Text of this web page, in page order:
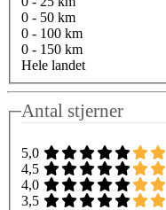
0 - 50 km
0 - 100 km
0 - 150 km
Hele landet
Antal stjerner
5,0
4,5
4,0
3,5